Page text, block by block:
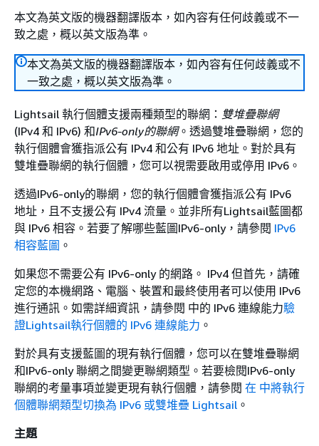
本文為英文版的機器翻譯版本，如內容有任何歧義或不一
致之處，概以英文版為準。
本文為英文版的機器翻譯版本，如內容有任何歧義或不
一致之處，概以英文版為準。
Lightsail 執行個體支援兩種類型的聯網： 雙堆疊聯網
(IPv4 和 IPv6) 和IPv6-only的聯網。透過雙堆疊聯網，您的
執行個體會獲指派公有 IPv4 和公有 IPv6 地址。對於具有
雙堆疊聯網的執行個體，您可以視需要啟用或停用 IPv6。
透過IPv6-only的聯網，您的執行個體會獲指派公有 IPv6
地址，且不支援公有 IPv4 流量。並非所有Lightsail藍圖都
與 IPv6 相容。若要了解哪些藍圖IPv6-only，請參閱 IPv6
相容藍圖 。
如果您不需要公有 IPv6-only 的網路。 IPv4 但首先，請確
定您的本機網路、電腦、裝置和最終使用者可以使用 IPv6
進行通訊。如需詳細資訊，請參閱 中的 IPv6 連線能力驗
證Lightsail執行個體的 IPv6 連線能力 。
對於具有支援藍圖的現有執行個體，您可以在雙堆疊聯網
和IPv6-only 聯網之間變更聯網類型。若要檢閱IPv6-only
聯網的考量事項並變更現有執行個體，請參閱 在 中將執行
個體聯網類型切換為 IPv6 或雙堆疊 Lightsail 。
主題